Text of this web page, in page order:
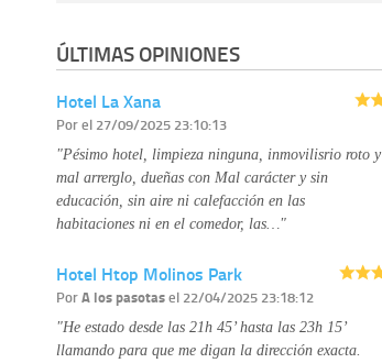
con su consentimiento previo, que podrá
facilitarnos mediante la casilla correspondiente
Destinatarios:
personal de nuestra entidad que esté
conocimiento de la información que le pedimos.
No se comunicarán datos a terceros.
Derechos: tiene derecho a saber qué
información tenemos sobre usted, corregirla y
eliminarla, tal y como se explica en la
página web.
Información complementaria:Puede consultar
tratamos sus datos en lapolítica de privacidad
ÚLTIMAS OPINIONES
Hotel La Xana
Porel 27/09/2025 23:10:13
"Pésimo hotel, limpieza ninguna, inmovilisrio roto y
mal arrerglo, dueñas con Mal carácter y sin
educación, sin aire ni calefacción en las
habitaciones ni en el comedor, las…"
Hotel Htop Molinos Park
PorA los pasotasel 22/04/2025 23:18:12
"He estado desde las 21h 45’ hasta las 23h 15’
llamando para que me digan la dirección exacta.